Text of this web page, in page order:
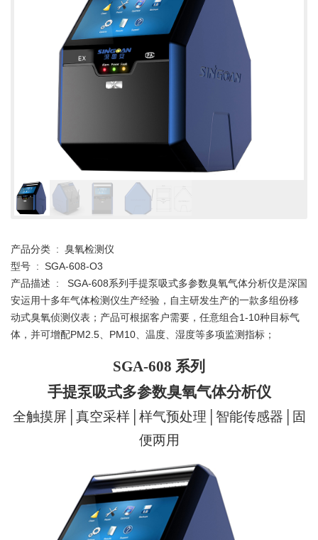
产品分类 : 臭氧检测仪
型号 : SGA-608-O3
产品描述 : SGA-608系列手提泵吸式多参数臭氧气体分析仪是深国
安运用十多年气体检测仪生产经验，自主研发生产的一款多组份移
动式臭氧侦测仪表；产品可根据客户需要，任意组合1-10种目标气
体，并可增配PM2.5、PM10、温度、湿度等多项监测指标；
SGA-608 系列
手提泵吸式多参数臭氧气体分析仪
全触摸屏│真空采样│样气预处理│智能传感器│固
便两用